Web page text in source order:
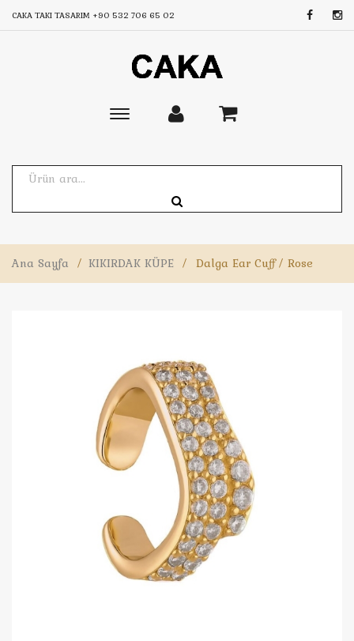
CAKA TAKI TASARIM +90 532 706 65 02
Toggle
Ana Sayfa / KIKIRDAK KÜPE / Dalga Ear Cuff / Rose